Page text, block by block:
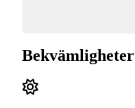
Bekvämligheter